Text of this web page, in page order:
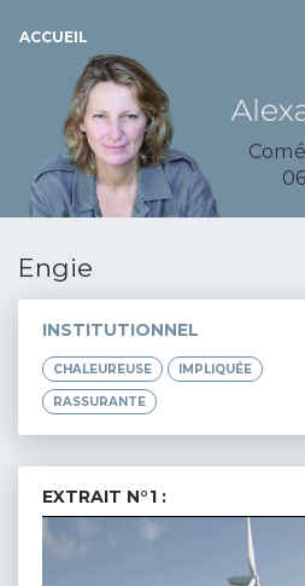
ACCUEIL
Engie
INSTITUTIONNEL
CHALEUREUSE IMPLIQUÉE
RASSURANTE
EXTRAIT N°1 :